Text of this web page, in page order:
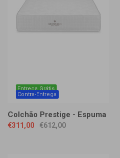
Entrega Grátis
Contra-Entrega
Colchão Prestige - Espuma
€311,00 €612,00